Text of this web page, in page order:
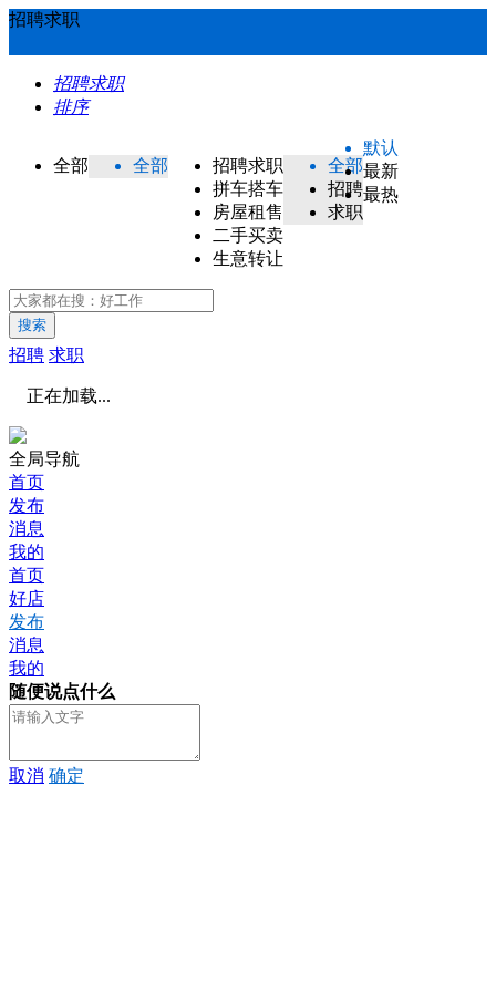
招聘求职
招聘求职
排序
全部 全部
招聘求职
拼车搭车
房屋租售
二手买卖
生意转让
全部
招聘
求职
默认
最新
最热
搜索
招聘 求职
正在加载...
全局导航
首页
发布
消息
我的
首页
好店
发布
消息
我的
随便说点什么
取消 确定